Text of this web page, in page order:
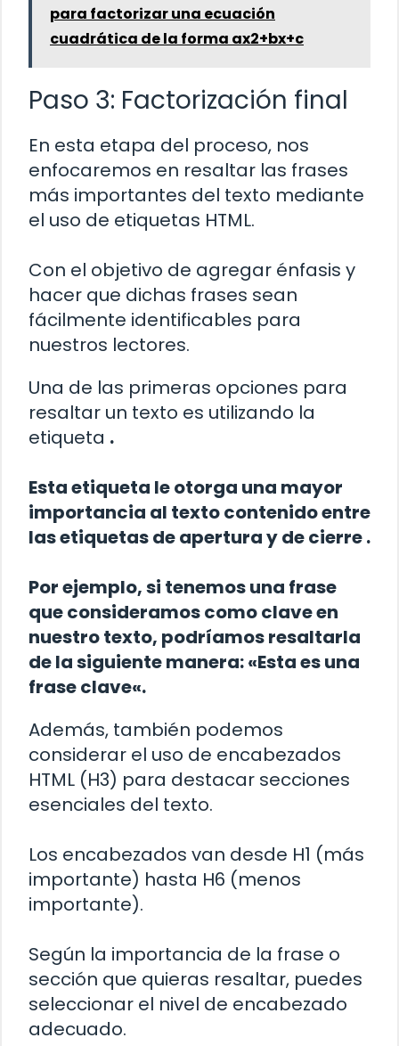
para factorizar una ecuación
cuadrática de la forma ax2+bx+c
Paso 3: Factorización final
En esta etapa del proceso, nos
enfocaremos en resaltar las frases
más importantes del texto mediante
el uso de etiquetas HTML.
Con el objetivo de agregar énfasis y
hacer que dichas frases sean
fácilmente identificables para
nuestros lectores.
Una de las primeras opciones para
resaltar un texto es utilizando la
etiqueta .
Esta etiqueta le otorga una mayor
importancia al texto contenido entre
las etiquetas de aperturay de cierre.
Por ejemplo, si tenemos una frase
que consideramos como clave en
nuestro texto, podríamos resaltarla
de la siguiente manera: «Esta es una
frase clave«.
Además, también podemos
considerar el uso de encabezados
HTML (H3) para destacar secciones
esenciales del texto.
Los encabezados van desde H1 (más
importante) hasta H6 (menos
importante).
Según la importancia de la frase o
sección que quieras resaltar, puedes
seleccionar el nivel de encabezado
adecuado.